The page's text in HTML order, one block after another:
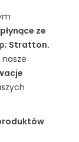
ze
Stratton.